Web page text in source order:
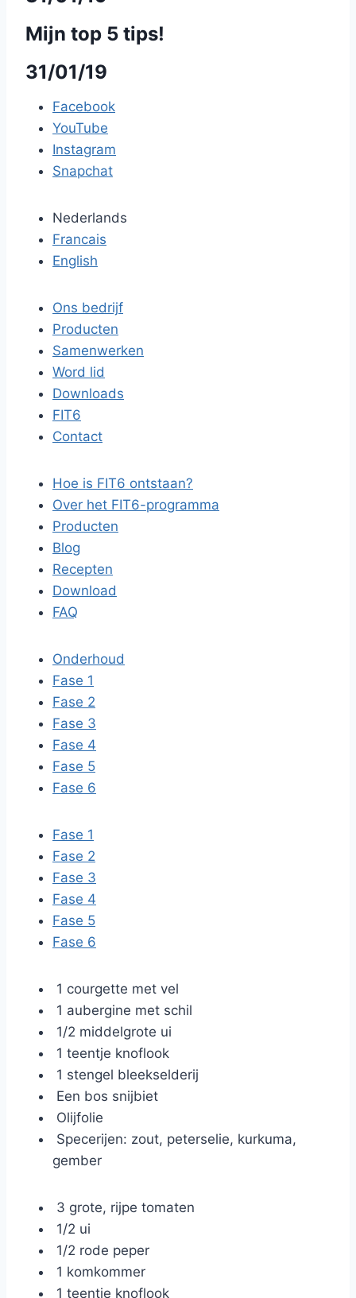
Mijn top 5 tips!
31/01/19
Facebook
YouTube
Instagram
Snapchat
Nederlands
Francais
English
Ons bedrijf
Producten
Samenwerken
Word lid
Downloads
FIT6
Contact
Hoe is FIT6 ontstaan?
Over het FIT6-programma
Producten
Blog
Recepten
Download
FAQ
Onderhoud
Fase 1
Fase 2
Fase 3
Fase 4
Fase 5
Fase 6
Fase 1
Fase 2
Fase 3
Fase 4
Fase 5
Fase 6
1 courgette met vel
1 aubergine met schil
1/2 middelgrote ui
1 teentje knoflook
1 stengel bleekselderij
Een bos snijbiet
Olijfolie
Specerijen: zout, peterselie, kurkuma,
gember
3 grote, rijpe tomaten
1/2 ui
1/2 rode peper
1 komkommer
1 teentje knoflook